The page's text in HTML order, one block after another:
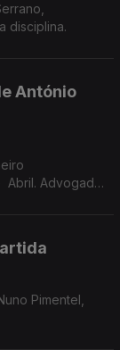
disciplina.
António
Advogado
Pimentel,